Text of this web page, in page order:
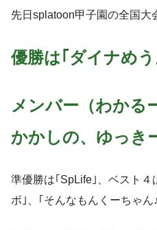
先日splatoon甲子園の全国大
優勝は｢ダイナめう
メンバー（わかる
かかしの、ゆっき
準優勝は｢SpLife｣、ベスト４
ボ｣、｢そんなもんくーちゃん